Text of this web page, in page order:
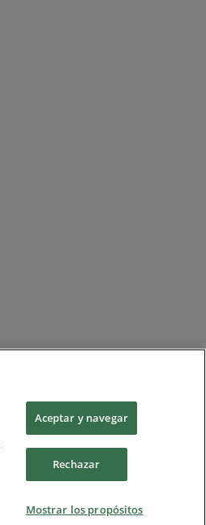
Aceptar y navegar
Rechazar
Mostrar los propósitos